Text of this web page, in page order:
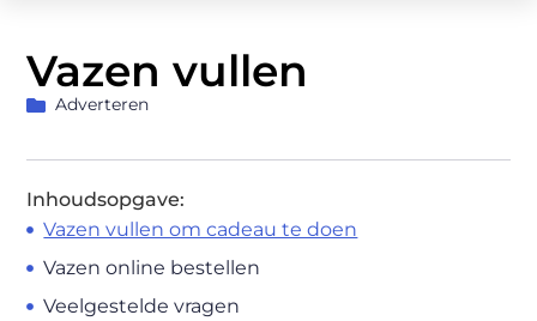
Vazen vullen
Adverteren
Inhoudsopgave:
Vazen vullen om cadeau te doen
Vazen online bestellen
Veelgestelde vragen